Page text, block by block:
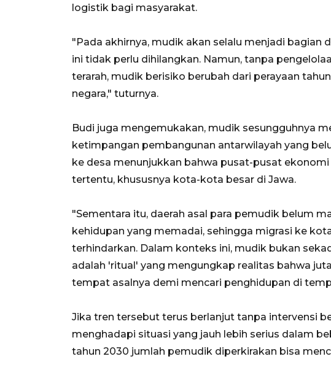
logistik bagi masyarakat.
"Pada akhirnya, mudik akan selalu menjadi bagian
ini tidak perlu dihilangkan. Namun, tanpa
terarah, mudik berisiko berubah dari perayaan
negara," tuturnya.
Budi juga mengemukakan, mudik sesungguhnya
ketimpangan pembangunan antarwilayah yang
ke desa menunjukkan bahwa pusat-pusat
tertentu, khususnya kota-kota besar di Jawa.
"Sementara itu, daerah asal para pemudik belum
kehidupan yang memadai, sehingga migrasi ke
terhindarkan. Dalam konteks ini, mudik bukan
adalah 'ritual' yang mengungkap realitas bahwa
tempat asalnya demi mencari penghidupan di
Jika tren tersebut terus berlanjut tanpa intervensi
menghadapi situasi yang jauh lebih serius dalam
tahun 2030 jumlah pemudik diperkirakan bisa